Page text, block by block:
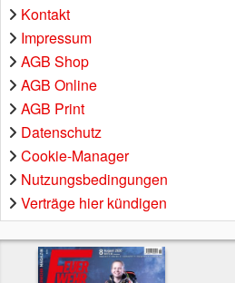
Kontakt
Impressum
AGB Shop
AGB Online
AGB Print
Datenschutz
Cookie-Manager
Nutzungsbedingungen
Verträge hier kündigen